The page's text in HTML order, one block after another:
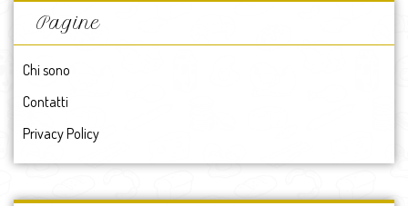
giugno 2017
maggio 2017
marzo 2017
febbraio 2017
gennaio 2017
dicembre 2016
novembre 2016
Pagine
Chi sono
Contatti
Privacy Policy